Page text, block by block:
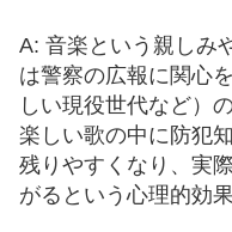
A: 音楽という親しみ
は警察の広報に関心
しい現役世代など）
楽しい歌の中に防犯
残りやすくなり、実
がるという心理的効